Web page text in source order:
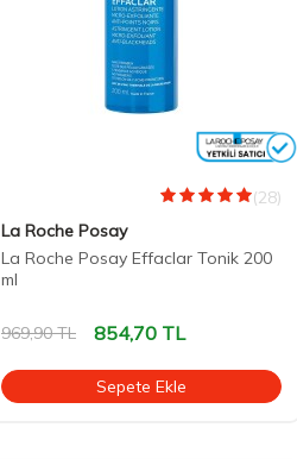
(28)
La Roche Posay
La Roche Posay Effaclar Tonik 200
ml
969,90TL 854,70TL
Sepete Ekle